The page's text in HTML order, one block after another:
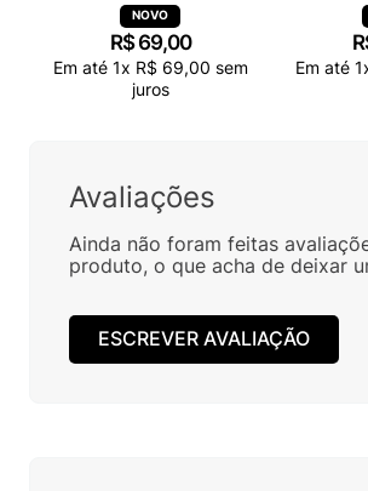
R$ 69,00
Em até 1x R$ 69,00 sem
juros
Em até 1
Avaliações
Ainda não foram feitas
produto, o que acha de deixar
ESCREVER AVALIAÇÃO